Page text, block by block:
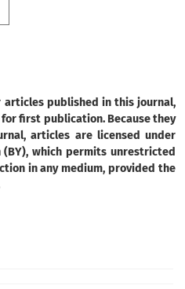
published in this journal,
first publication. Because they
articles are licensed under
which permits unrestricted
in any medium, provided the